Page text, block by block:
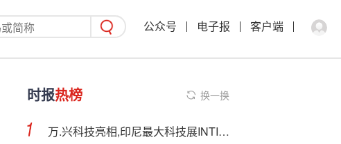
公众号 电子报 客户端
时报热榜 换一换
万.兴科技亮相,印尼最大科技展INTI AI创新引领东南亚数字新浪潮